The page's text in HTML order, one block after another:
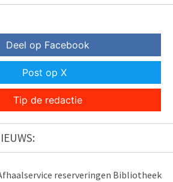
Deel op Facebook
Post op X
Tip de redactie
reserveringen Bibliotheek